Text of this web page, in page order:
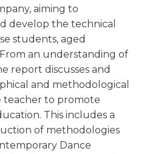
aiming to
develop the technical
students, aged
From an understanding of
report discusses and
and methodological
teacher to promote
This includes a
of methodologies
Dance